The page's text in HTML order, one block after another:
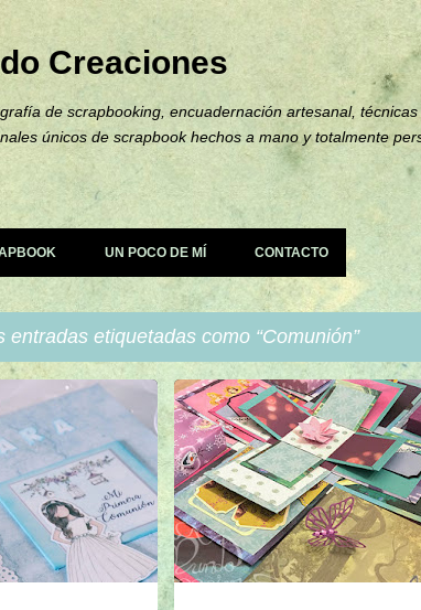
Ir al
Creaciones
de scrapbooking, encuadernación artesanal,
únicos de scrapbook hechos a mano y totalmente
UN POCO DE MÍ CONTACTO
entradas etiquetadas como Comunión
ÁLBUMES CAJA EXPLOSIVA